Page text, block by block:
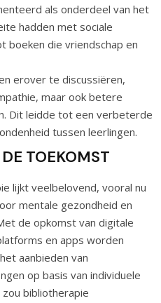
als onderdeel van het
hadden met sociale
boeken die vriendschap en
erover te discussiëren,
maar ook betere
Dit leidde tot een verbeterde
tussen leerlingen.
TOEKOMST
lijkt veelbelovend, vooral nu
mentale gezondheid en
de opkomst van digitale
en apps worden
aanbieden van
op basis van individuele
bibliotherapie